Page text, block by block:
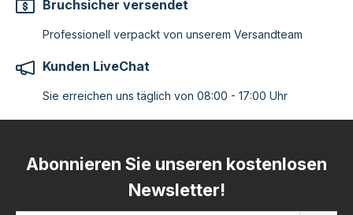
Bruchsicher versendet
Professionell verpackt von unserem Versandteam
Kunden LiveChat
Sie erreichen uns täglich von 08:00 - 17:00 Uhr
Abonnieren Sie unseren kostenlosen
Newsletter!